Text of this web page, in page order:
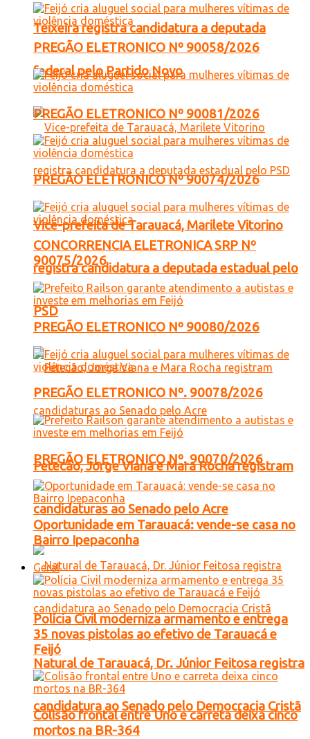
Teixeira registra candidatura a deputada
federal pelo Partido Novo
Vice-prefeita de Tarauacá, Marilete Vitorino
registra candidatura a deputada estadual pelo
PSD
Petecão, Jorge Viana e Mara Rocha registram
candidaturas ao Senado pelo Acre
Natural de Tarauacá, Dr. Júnior Feitosa registra
candidatura ao Senado pelo Democracia Cristã
PREGÃO ELETRONICO Nº 90058/2026
PREGÃO ELETRONICO Nº 90081/2026
PREGÃO ELETRONICO Nº 90074/2026
CONCORRENCIA ELETRONICA SRP Nº
90075/2026
PREGÃO ELETRONICO Nº 90080/2026
PREGÃO ELETRONICO Nº. 90078/2026
PREGÃO ELETRONICO Nº. 90070/2026
Oportunidade em Tarauacá: vende-se casa no
Bairro Ipepaconha
Geral
Polícia Civil moderniza armamento e entrega
35 novas pistolas ao efetivo de Tarauacá e
Feijó
Colisão frontal entre Uno e carreta deixa cinco
mortos na BR-364